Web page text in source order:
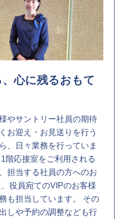
心に残るおもて
やサントリー社員の期待
お迎え・お見送りを行う
、日々業務を行っていま
階応接室をご利用される
担当する社員の方へのお
役員宛てのVIPのお客様
も担当しています。 その
しや予約の調整なども行